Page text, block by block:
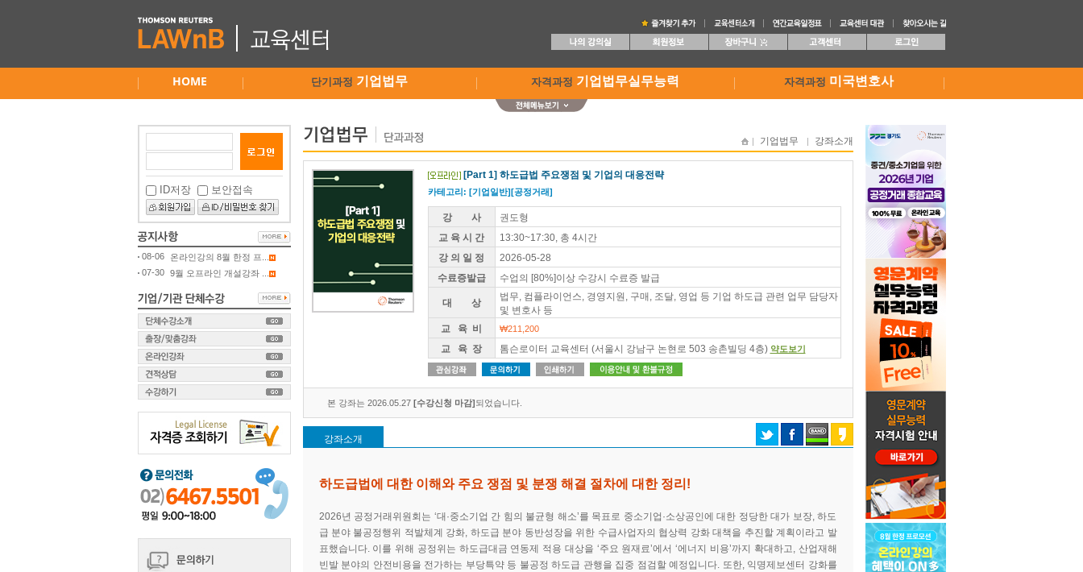
HOME 단기과정 기업법무 자격과정 기업법무실무능력 자격과정 미국변호사
ID저장 보안접속
08-06
온라인강의 8월 한정 프...
07-30
9월 오프라인 개설강좌 ...
기업법무 강좌소개
[Part 1] 하도급법 주요쟁점 및 기업의 대응전략
카테고리: [기업일반][공정거래]
강 사
권도형
교 육 시 간
13:30~17:30, 총 4시간
강 의 일 정
2026-05-28
수료증발급
수업의 [80%]이상 수강시 수료증 발급
대 상
법무, 컴플라이언스, 경영지원, 구매, 조달, 영업 등 기업 하도급 관련 업무 담당자
및 변호사 등
교 육 비
₩211,200
교 육 장 톰슨로이터 교육센터 (서울시 강남구 논현로 503 송촌빌딩 4층) 약도보기
본 강좌는 2026.05.27 [수강신청 마감]되었습니다.
강좌소개
하도급법에 대한 이해와 주요 쟁점 및 분쟁 해결 절차에 대한 정리!
2026년 공정거래위원회는 ‘대·중소기업 간 힘의 불균형 해소’를 목표로 중소기업·소상공인에 대한 정당한 대가 보장, 하도
급 분야 불공정행위 적발체계 강화, 하도급 분야 동반성장을 위한 수급사업자의 협상력 강화 대책을 추진할 계획이라고 발
표했습니다. 이를 위해 공정위는 하도급대금 연동제 적용 대상을 ‘주요 원재료’에서 ‘에너지 비용’까지 확대하고, 산업재해
빈발 분야의 안전비용을 전가하는 부당특약 등 불공정 하도급 관행을 집중 점검할 예정입니다. 또한, 익명제보센터 강화를